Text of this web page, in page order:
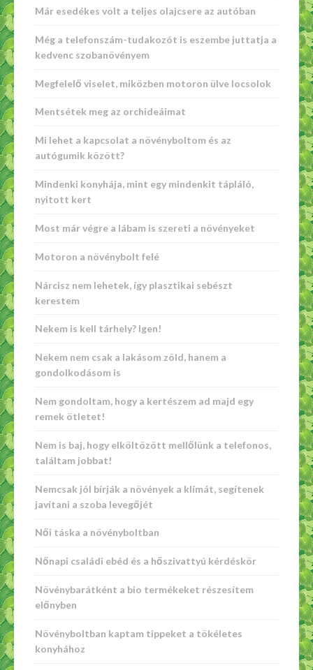
Már esedékes volt a teljes olajcsere az autóban
Még a telefonszám-tudakozót is eszembe juttatja a
kedvenc szobanövényem
Megfelelő viselet, miközben motoron ülve locsolok
Mentsétek meg az orchideáimat
Mi lehet a kapcsolat a növényboltom és az
autógumik között?
Mindenki konyhája, mint egy mindenkit tápláló,
nyitott kert
Most már végre a lábam is szereti a növényeket
Motoron a növénybolt felé
Nárcisz nem lehetek, így plasztikai sebészt
kerestem
Nekem is kell tárhely? Igen!
Nekem nem csak a lakásom zöld, hanem a
gondolkodásom is
Nem gondoltam, hogy a kertészem ad majd egy
remek ötletet!
Nem is baj, hogy elköltözött mellőlünk a telefonos,
találtam jobbat!
Nemcsak jól bírják a növények a klímát, segítenek
javítani a szoba levegőjét
Női táska a növényboltban
Nőnapi családi ebéd és a hőszivattyú kérdéskör
Növénybarátként a bio termékeket részesítem
előnyben
Növényboltban kaptam tippeket a tökéletes
konyhához